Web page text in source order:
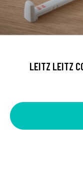
LEITZ LEITZ